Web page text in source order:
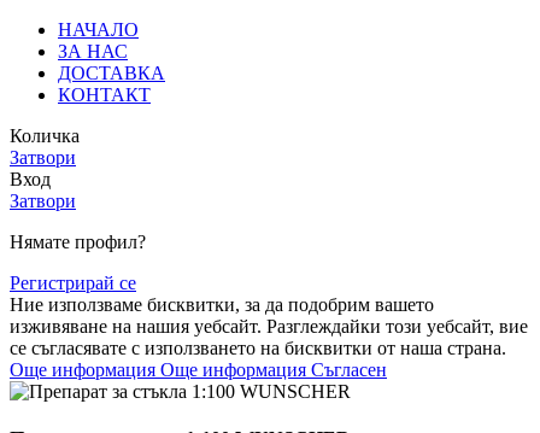
НАЧАЛО
ЗА НАС
ДОСТАВКА
КОНТАКТ
Количка
Затвори
Вход
Затвори
Нямате профил?
Регистрирай се
Ние използваме бисквитки, за да подобрим вашето
изживяване на нашия уебсайт. Разглеждайки този уебсайт, вие
се съгласявате с използването на бисквитки от наша страна.
Още информация Още информация Съгласен